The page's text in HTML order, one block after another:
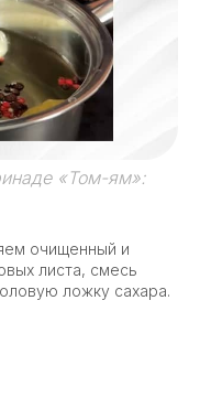
«Том-ям»:
очищенный и
листа, смесь
ложку сахара.